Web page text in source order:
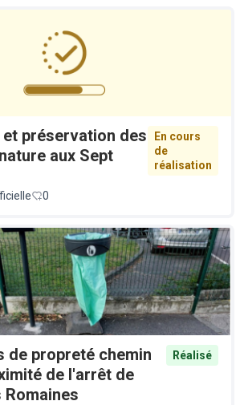
préservation des
aux Sept
En cours
de
réalisation
0
de propreté chemin
de l'arrêt de
Réalisé